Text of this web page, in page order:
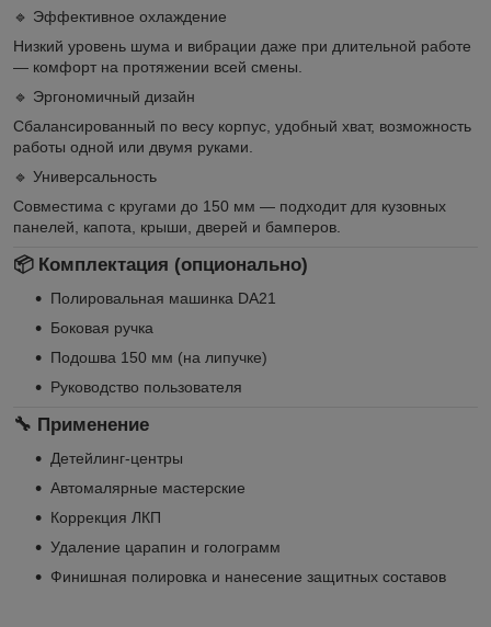
🔹 Эффективное охлаждение
Низкий уровень шума и вибрации даже при длительной работе
— комфорт на протяжении всей смены.
🔹 Эргономичный дизайн
Сбалансированный по весу корпус, удобный хват, возможность
работы одной или двумя руками.
🔹 Универсальность
Совместима с кругами до 150 мм — подходит для кузовных
панелей, капота, крыши, дверей и бамперов.
📦 Комплектация (опционально)
Полировальная машинка DA21
Боковая ручка
Подошва 150 мм (на липучке)
Руководство пользователя
🔧 Применение
Детейлинг-центры
Автомалярные мастерские
Коррекция ЛКП
Удаление царапин и голограмм
Финишная полировка и нанесение защитных составов